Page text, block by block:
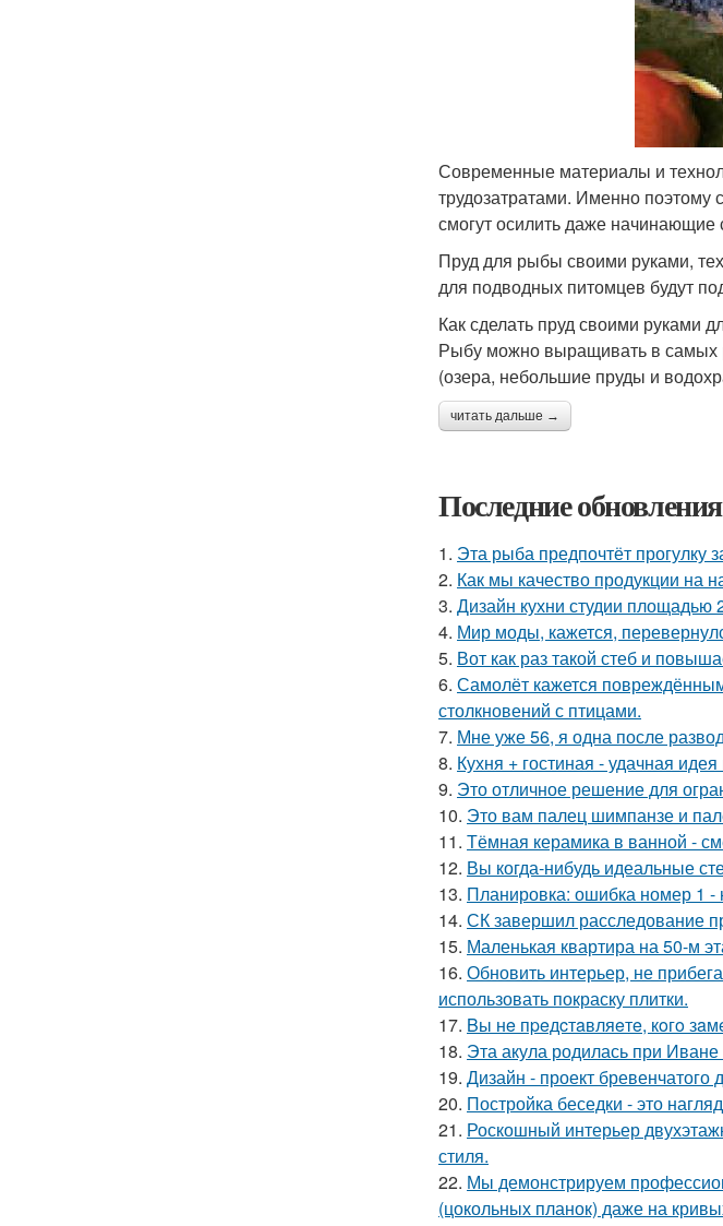
Современные материалы и
трудозатратами. Именно поэтому
смогут осилить даже начинающие
Пруд для рыбы своими руками,
для подводных питомцев будут
Как сделать пруд своими руками
Рыбу можно выращивать в самых
(озера, небольшие пруды и
читать дальше →
Последние
1. Эта рыба предпочтёт прогулку
2. Как мы качество продукции на
3. Дизайн кухни студии площадью
4. Мир моды, кажется,
5. Вот как раз такой стеб и
6. Самолёт кажется
столкновений с птицами.
7. Мне уже 56, я одна после
8. Кухня + гостиная - удачная
9. Это отличное решение для
10. Это вам палец шимпанзе и
11. Тёмная керамика в ванной -
12. Вы когда-нибудь идеальные
13. Планировка: ошибка номер 1 -
14. СК завершил расследование
15. Маленькая квартира на 50-м
16. Обновить интерьер, не
использовать покраску плитки.
17. Bы нe пpeдcтaвляeтe, кoгo
18. Эта акула родилась при
19. Дизайн - проект
20. Постройка беседки - это
21. Роскошный интерьер
стиля.
22. Мы демонстрируем
(цокольных планок) даже на